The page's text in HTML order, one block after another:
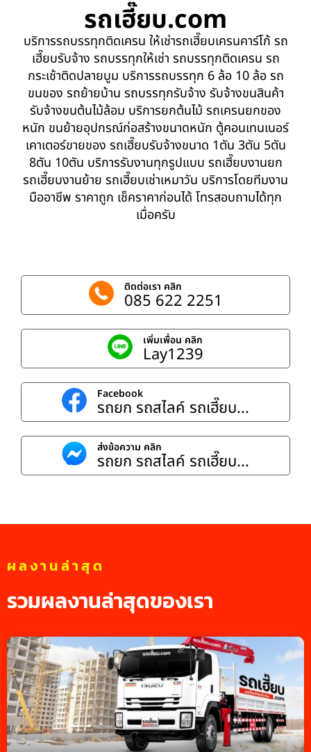
รถเฮี๊ยบ.com
บริการรถบรรทุกติดเครน ให้เช่ารถเฮี๊ยบเครนคาร์โก้ รถ
เฮี๊ยบรับจ้าง รถบรรทุกให้เช่า รถบรรทุกติดเครน รถ
กระเช้าติดปลายบูม บริการรถบรรทุก 6 ล้อ 10 ล้อ รถ
ขนของ รถย้ายบ้าน รถบรรทุกรับจ้าง รับจ้างขนสินค้า
รับจ้างขนต้นไม้ล้อม บริการยกต้นไม้ รถเครนยกของ
หนัก ขนย้ายอุปกรณ์ก่อสร้างขนาดหนัก ตู้คอนเทนเนอร์
เคาเตอร์ขายของ รถเฮี๊ยบรับจ้างขนาด 1ตัน 3ตัน 5ตัน
8ตัน 10ตัน บริการรับงานทุกรูปแบบ รถเฮี๊ยบงานยก
รถเฮี๊ยบงานย้าย รถเฮี๊ยบเช่าเหมาวัน บริการโดยทีมงาน
มืออาชีพ ราคาถูก เช็คราคาก่อนได้ โทรสอบถามได้ทุก
เมื่อครับ
ติดต่อเรา คลิก
085 622 2251
เพิ่มเพื่อน คลิก
Lay1239
Facebook
รถยก รถสไลค์ รถเฮี๊ยบ...
ส่งข้อความ คลิก
รถยก รถสไลค์ รถเฮี๊ยบ...
ผลงานล่าสุด
รวมผลงานล่าสุดของเรา